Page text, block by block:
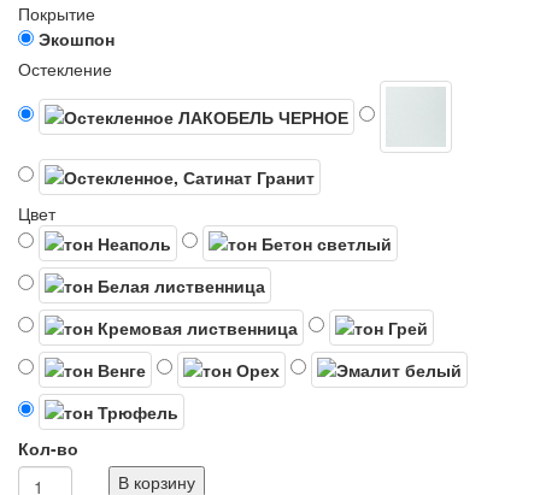
Покрытие
Экошпон
Остекление
Цвет
Кол-во
В корзину